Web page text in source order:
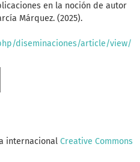
en la noción de autor
Márquez. (2025).
diseminaciones/article/view/
internacional Creative Commons